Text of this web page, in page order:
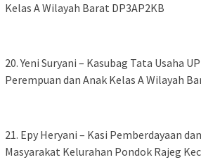
Kelas A Wilayah Barat DP3AP2KB
‎20. Yeni Suryani – Kasubag Tata Usaha
Perempuan dan Anak Kelas A Wilayah
‎21. Epy Heryani – Kasi Pemberdayaan
Masyarakat Kelurahan Pondok Rajeg